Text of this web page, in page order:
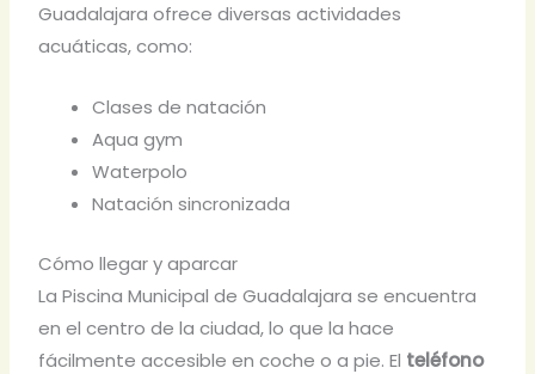
Guadalajara ofrece diversas actividades
acuáticas, como:
Clases de natación
Aqua gym
Waterpolo
Natación sincronizada
Cómo llegar y aparcar
La Piscina Municipal de Guadalajara se encuentra
en el centro de la ciudad, lo que la hace
fácilmente accesible en coche o a pie. El teléfono